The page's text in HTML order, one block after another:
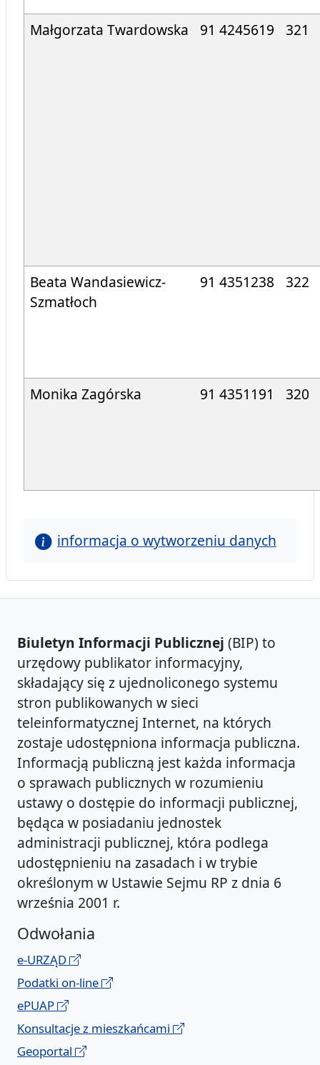
Małgorzata Twardowska 91 4245619 321
Beata Wandasiewicz-
Szmatłoch
91 4351238 322
Monika Zagórska 91 4351191 320
informacja o wytworzeniu danych
Biuletyn Informacji Publicznej (BIP) to
urzędowy publikator informacyjny,
składający się z ujednoliconego systemu
stron publikowanych w sieci
teleinformatycznej Internet, na których
zostaje udostępniona informacja publiczna.
Informacją publiczną jest każda informacja
o sprawach publicznych w rozumieniu
ustawy o dostępie do informacji publicznej,
będąca w posiadaniu jednostek
administracji publicznej, która podlega
udostępnieniu na zasadach i w trybie
określonym w Ustawie Sejmu RP z dnia 6
września 2001 r.
Odwołania
e-URZĄD
Podatki on-line
ePUAP
Konsultacje z mieszkańcami
Geoportal